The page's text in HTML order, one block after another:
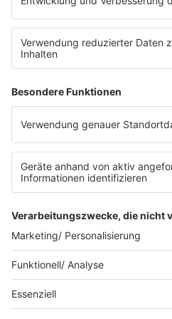
E-Bikes über eine
Impressum
Datenschutzerklärung
Radioplayer